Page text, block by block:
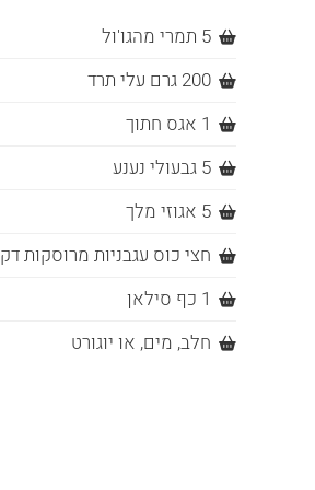
5 תמרי מהגו'ול
200 גרם עלי תרד
1 אגס חתוך
5 גבעולי נענע
5 אגוזי מלך
חצי כוס עגבניות מרוסקות דק
1 כף סילאן
חלב, מים, או יוגורט